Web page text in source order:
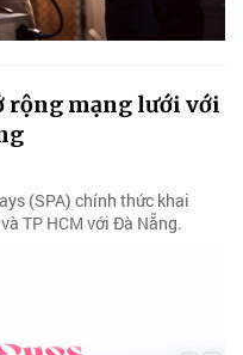
rộng mạng lưới với
(SPA) chính thức khai
TP HCM với Đà Nẵng.